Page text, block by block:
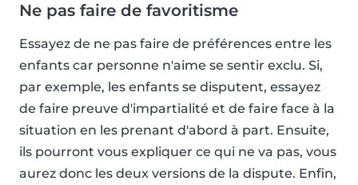
Ne pas faire de favoritisme
Essayez de ne pas faire de préférences entre les
enfants car personne n'aime se sentir exclu. Si,
par exemple, les enfants se disputent, essayez
de faire preuve d'impartialité et de faire face à la
situation en les prenant d'abord à part. Ensuite,
ils pourront vous expliquer ce qui ne va pas, vous
aurez donc les deux versions de la dispute. Enfin,